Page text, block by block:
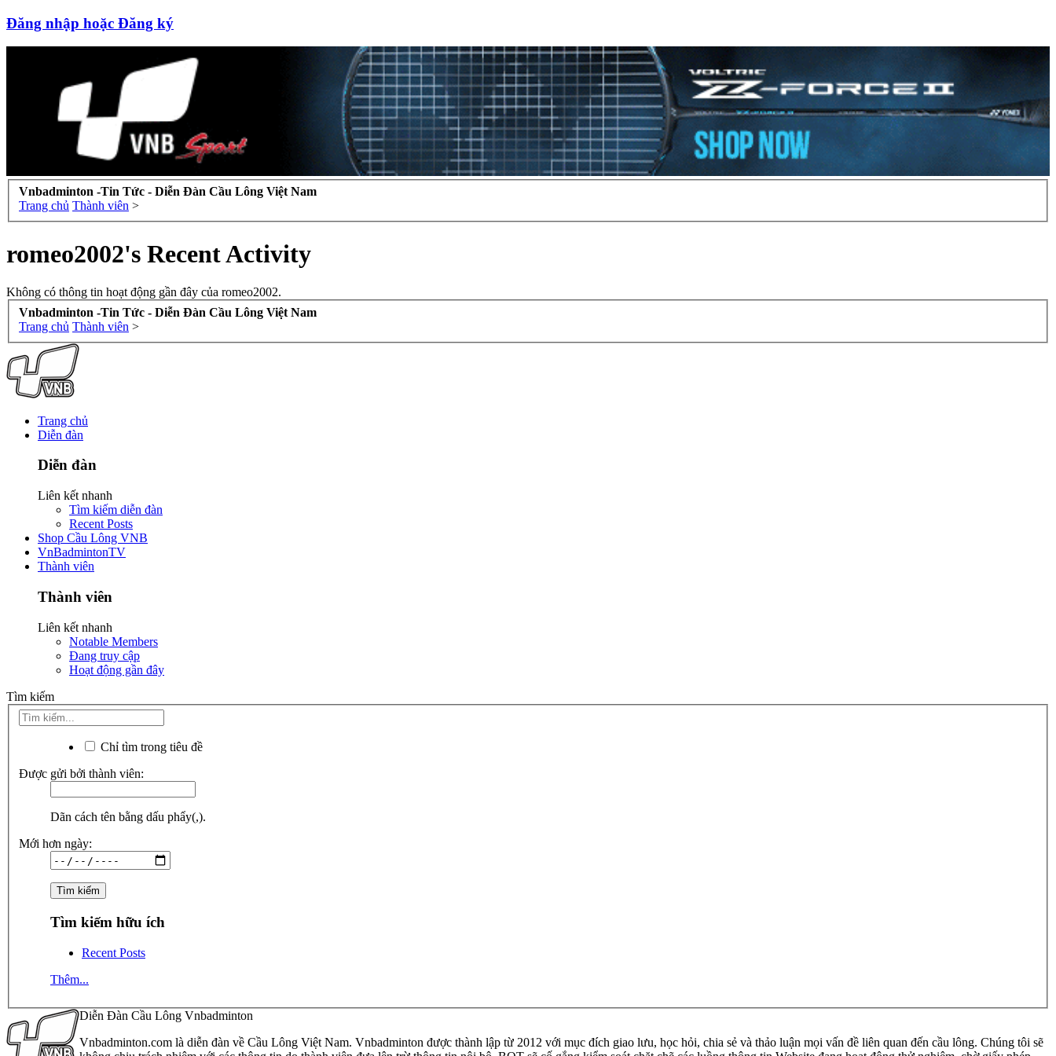
Đăng nhập hoặc Đăng ký
Vnbadminton -Tin Tức - Diễn Đàn Cầu Lông Việt Nam
Trang chủ Thành viên >
romeo2002's Recent Activity
Không có thông tin hoạt động gần đây của romeo2002.
Vnbadminton -Tin Tức - Diễn Đàn Cầu Lông Việt Nam
Trang chủ Thành viên >
Trang chủ
Diễn đàn
Diễn đàn
Liên kết nhanh
Tìm kiếm diễn đàn
Recent Posts
Shop Cầu Lông VNB
VnBadmintonTV
Thành viên
Thành viên
Liên kết nhanh
Notable Members
Đang truy cập
Hoạt động gần đây
Tìm kiếm
Chỉ tìm trong tiêu đề
Được gửi bởi thành viên:
Dãn cách tên bằng dấu phẩy(,).
Mới hơn ngày:
Tìm kiếm hữu ích
Recent Posts
Thêm...
Diễn Đàn Cầu Lông Vnbadminton
Vnbadminton.com là diễn đàn về Cầu Lông Việt Nam. Vnbadminton được thành lập từ 2012 với mục đích giao lưu, học hỏi, chia sẻ và thảo luận mọi vấn đề liên quan đến cầu lông. Chúng tôi sẽ